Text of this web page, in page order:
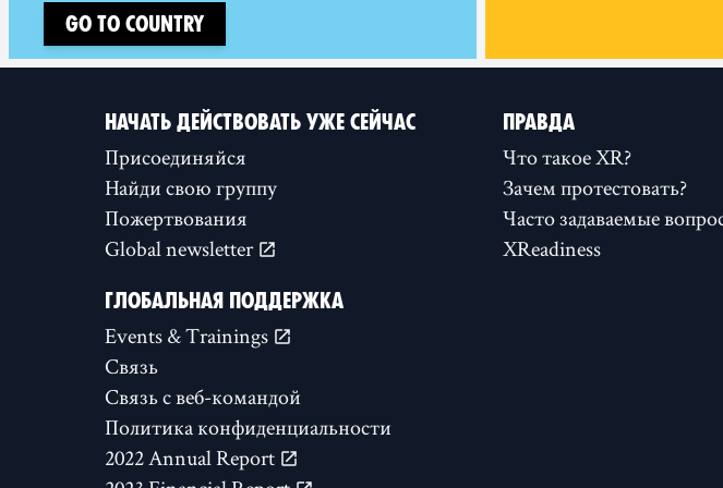
Go to country
НАЧАТЬ ДЕЙСТВОВАТЬ УЖЕ СЕЙЧАС
Присоединяйся
Найди свою группу
Пожертвования
Global newsletter
ПРАВДА
Что такое XR?
Зачем протестовать?
Часто задаваемые
XReadiness
ГЛОБАЛЬНАЯ ПОДДЕРЖКА
Events & Trainings
Связь
Связь с веб-командой
Политика конфиденциальности
2022 Annual Report